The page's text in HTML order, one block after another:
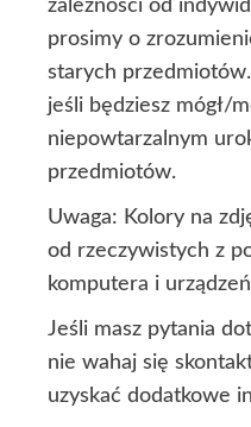
zależności od
prosimy o
starych
jeśli będziesz mógł/
niepowtarzalnym
przedmiotów.
Uwaga: Kolory na
od rzeczywistych z
komputera i
Jeśli masz pytania
nie wahaj się
uzyskać dodatkowe